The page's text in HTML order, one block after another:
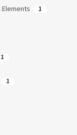
1
1
1